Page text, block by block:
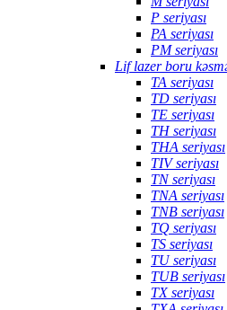
P seriyası
PA seriyası
PM seriyası
Lif lazer boru
TA seriyası
TD seriyası
TE seriyası
TH seriyası
THA seriyası
TIV seriyası
TN seriyası
TNA seriyası
TNB seriyası
TQ seriyası
TS seriyası
TU seriyası
TUB seriyası
TX seriyası